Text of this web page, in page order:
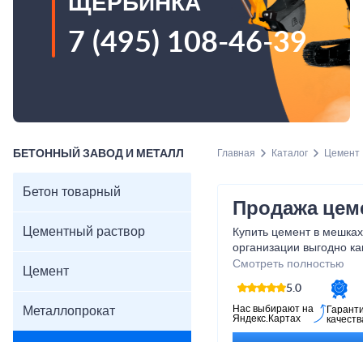
7 (495) 108-46-39
БЕТОННЫЙ ЗАВОД И МЕТАЛЛ
Бетон товарный
Цементный раствор
Цемент
Металлопрокат
Главная Каталог Цемент
Продажа
Купить цемент в
организации выгодно
юридическим лицам.
Смотреть полностью
5.0
Нас выбирают на
Яндекс.Картах